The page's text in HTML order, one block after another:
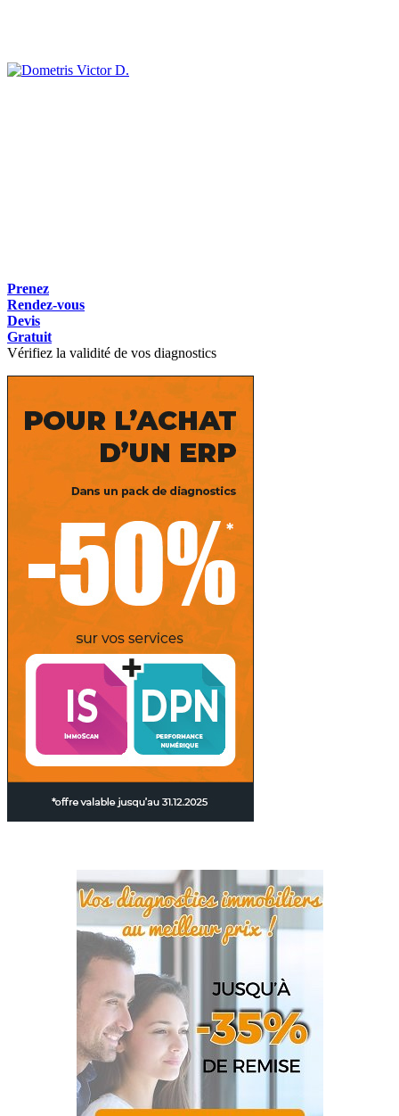
Victor D.
Prenez
Rendez-vous
Devis
Gratuit
Vérifiez la validité de vos diagnostics